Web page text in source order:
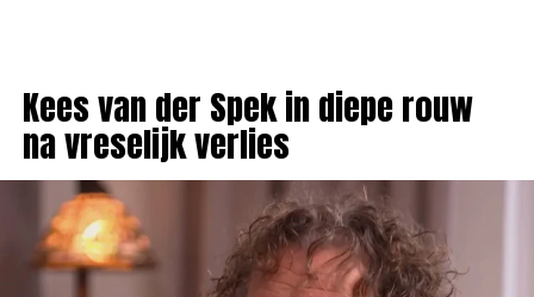
Kees van der Spek in diepe rouw
na vreselijk verlies